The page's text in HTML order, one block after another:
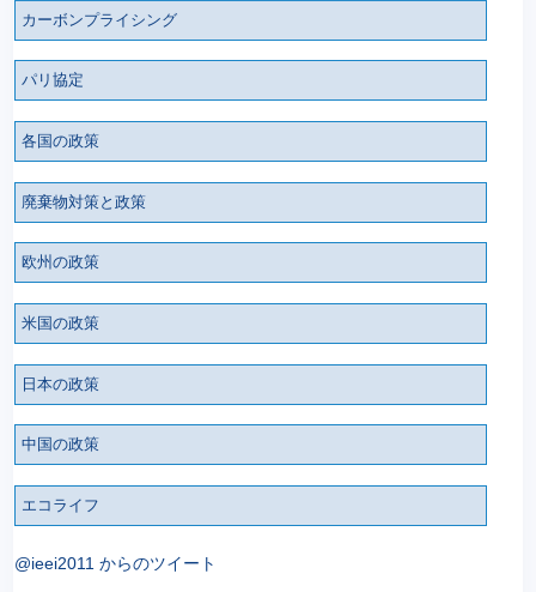
カーボンプライシング
パリ協定
各国の政策
廃棄物対策と政策
欧州の政策
米国の政策
日本の政策
中国の政策
エコライフ
@ieei2011 からのツイート